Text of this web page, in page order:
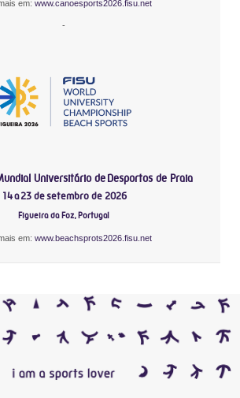
em: www.canoesports2026.fisu.net
-
Universitário de Desportos de Praia
14 a 23 de setembro de 2026
Figueira da Foz, Portugal
em: www.beachsprots2026.fisu.net